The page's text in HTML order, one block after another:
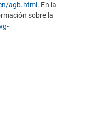
agb.html . En la
sobre la